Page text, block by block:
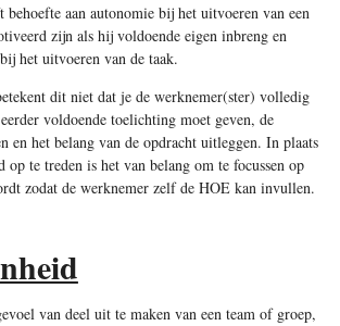
behoefte aan autonomie bij het uitvoeren van een
zijn als hij voldoende eigen inbreng en
het uitvoeren van de taak.
dit niet dat je de werknemer(ster) volledig
voldoende toelichting moet geven, de
en het belang van de opdracht uitleggen. In plaats
op te treden is het van belang om te focussen op
zodat de werknemer zelf de HOE kan invullen.
van deel uit te maken van een team of groep,